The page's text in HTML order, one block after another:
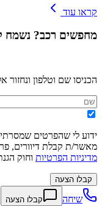
קראו עוד
מחפשים רכב? נשמח
הכניסו שם וטלפון
ידוע לי שהפרטים שמסרתי
מאשר/ת קבלת דיוורים,
מדיניות הפרטיות וחוק
קבלו הצעה
שיחה קבלו הצעה